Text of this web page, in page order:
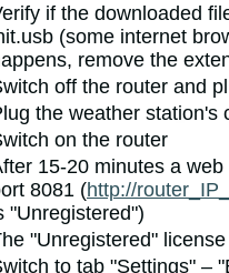
if the downloaded
(some internet
remove the
off the router and
the weather station's
on the router
15-20 minutes a
8081 (http://
"Unregistered")
"Unregistered"
to tab "Settings" –